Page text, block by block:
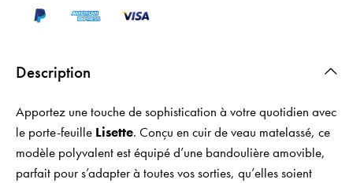
Description
Apportez une touche de sophistication à votre quotidien avec
le porte-feuille Lisette. Conçu en cuir de veau matelassé, ce
modèle polyvalent est équipé d’une bandoulière amovible,
parfait pour s’adapter à toutes vos sorties, qu’elles soient